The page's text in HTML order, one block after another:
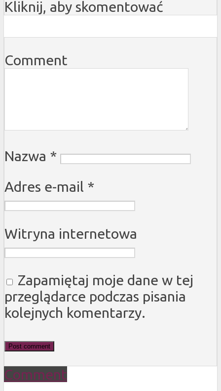
Kliknij, aby skomentować
Comment
Nazwa *
Adres e-mail *
Witryna internetowa
Zapamiętaj moje dane w tej
przeglądarce podczas pisania
kolejnych komentarzy.
Comment